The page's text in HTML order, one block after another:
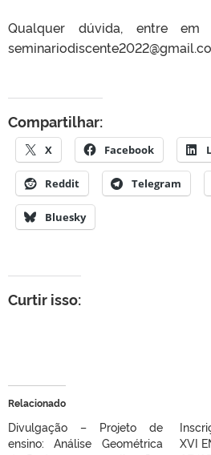
Qualquer dúvida, entre
Compartilhar:
X Facebook
Reddit Telegram
Bluesky
Curtir isso:
Relacionado
Divulgação – Projeto de
ensino: Análise Geométrica
XVI